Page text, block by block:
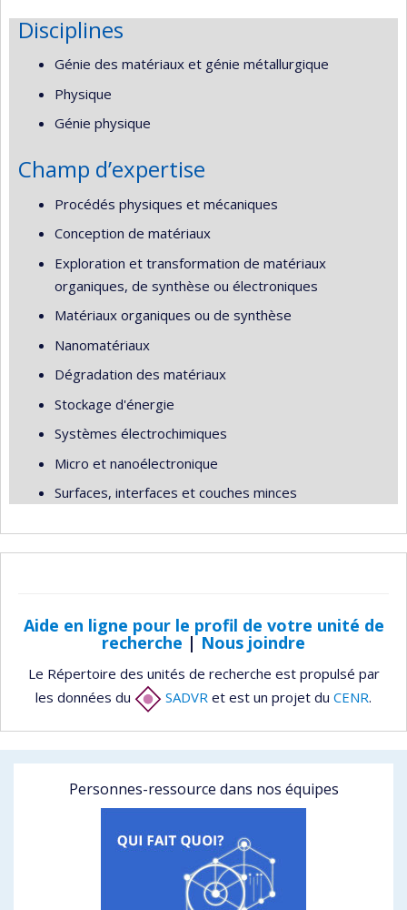
Disciplines
Génie des matériaux et génie métallurgique
Physique
Génie physique
Champ d’expertise
Procédés physiques et mécaniques
Conception de matériaux
Exploration et transformation de matériaux
organiques, de synthèse ou électroniques
Matériaux organiques ou de synthèse
Nanomatériaux
Dégradation des matériaux
Stockage d'énergie
Systèmes électrochimiques
Micro et nanoélectronique
Surfaces, interfaces et couches minces
Aide en ligne pour le profil de votre unité de
recherche | Nous joindre
Le Répertoire des unités de recherche est propulsé par
les données du
SADVR et est un projet du CENR.
Personnes-ressource dans nos équipes